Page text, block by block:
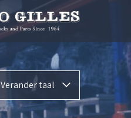
Verander taal